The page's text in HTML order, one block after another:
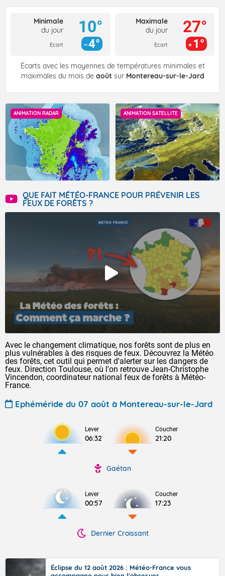
Minimale
du jour
Ecart
10°
4°
Maximale
du jour
Ecart
27°
1°
Écarts avec les moyennes de températures minimales et
maximales du mois de août sur Montereau-sur-le-Jard
ANIMATION RADAR ANIMATION SATELLITE
QUE FAIT MÉTÉO-FRANCE POUR PRÉVENIR LES
FEUX DE FORÊTS ?
Avec le changement climatique, nos forêts sont de plus en
plus vulnérables à des risques de feux. Découvrez la Météo
des forêts, cet outil qui permet d'alerter sur les dangers de
feux. Direction Toulouse, où l'on retrouve Jean-Christophe
Vincendon, coordinateur national feux de forêts à Météo-
France.
Ephéméride du 07 août à Montereau-sur-le-Jard
Lever
06:32
Coucher
21:20
Gaétan
Lever
00:57
Coucher
17:23
Dernier Croissant
Éclipse du 12 août 2026 : Météo-France vous